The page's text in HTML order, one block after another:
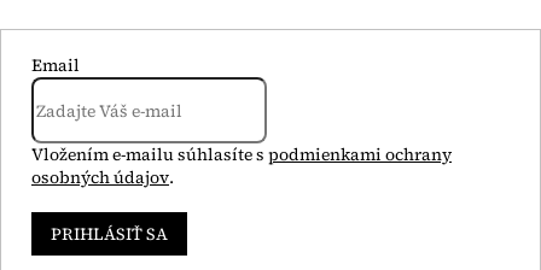
Email
Vložením e-mailu súhlasíte s podmienkami ochrany
osobných údajov.
PRIHLÁSIŤ SA